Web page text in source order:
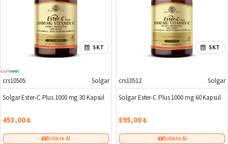
SKT
crs10505
Solgar
Solgar Ester-C Plus 1000 mg 30 Kapsül
453,00 ₺
Birlikte Al
SKT
crs10512
Solgar
Solgar Ester-C Plus 1000 mg 60 Kapsül
895,00 ₺
Birlikte Al